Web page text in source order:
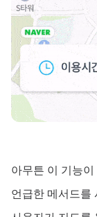
아무튼 이 기능
언급한 메서드를